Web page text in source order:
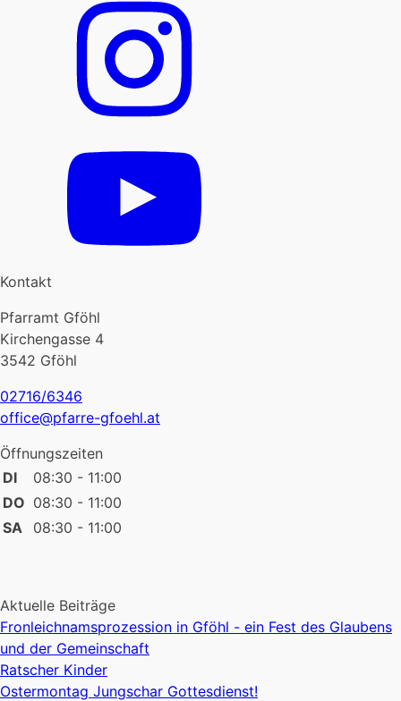
Kontakt
Pfarramt Gföhl
Kirchengasse 4
3542 Gföhl
02716/6346
office@pfarre-gfoehl.at
Öffnungszeiten
DI
08:30 - 11:00
DO 08:30 - 11:00
SA
08:30 - 11:00
Aktuelle Beiträge
Fronleichnamsprozession in Gföhl - ein Fest des Glaubens
und der Gemeinschaft
Ratscher Kinder
Ostermontag Jungschar Gottesdienst!